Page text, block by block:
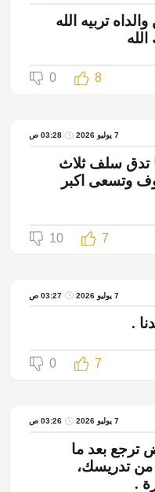
تربيه الله
8
0
7 يوليو 2026 03:28 ص
تدق سلف ثلاث
وتسعى اكبر
7
10
7 يوليو 2026 03:27 ص
.
7
0
7 يوليو 2026 03:26 ص
ترجع بعد ما
تدريسك،
.